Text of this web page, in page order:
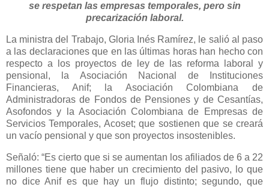
se respetan las empresas temporales, pero sin
precarización laboral.
La ministra del Trabajo, Gloria Inés Ramírez, le salió al paso
a las declaraciones que en las últimas horas han hecho con
respecto a los proyectos de ley de las reforma laboral y
pensional, la Asociación Nacional de Instituciones
Financieras, Anif; la Asociación Colombiana de
Administradoras de Fondos de Pensiones y de Cesantías,
Asofondos y la Asociación Colombiana de Empresas de
Servicios Temporales, Acoset; que sostienen que se creará
un vacío pensional y que son proyectos insostenibles.
Señaló: “Es cierto que si se aumentan los afiliados de 6 a 22
millones tiene que haber un crecimiento del pasivo, lo que
no dice Anif es que hay un flujo distinto; segundo, que